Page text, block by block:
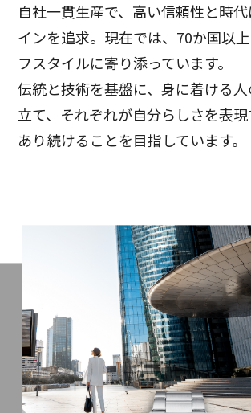
自社一貫生産で、高い信頼性と時
インを追求。現在では、70か国以
フスタイルに寄り添っています。
伝統と技術を基盤に、身に着ける
立て、それぞれが自分らしさを表
あり続けることを目指しています。